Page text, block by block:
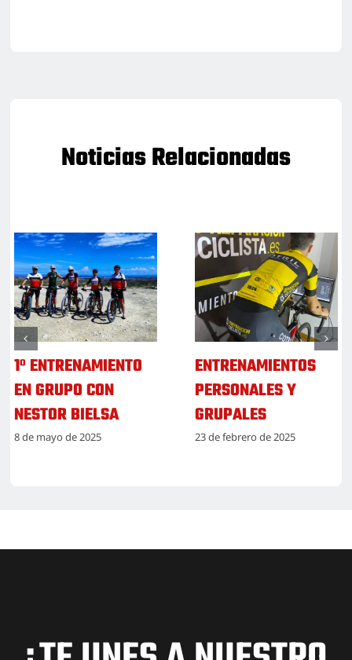
Noticias Relacionadas
BIOMECANICA CON
NESTOR BIELSA
19 de febrero de 2025
CURSO RESOLUCIÓN
DE AVERIAS
(montaña y
carretera)